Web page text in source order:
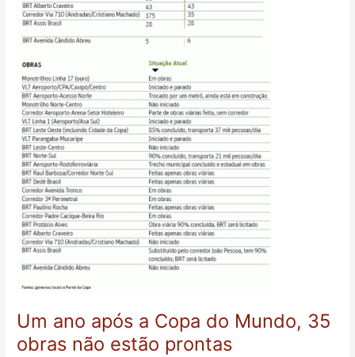
Um ano após a Copa do Mundo, 35
obras não estão prontas